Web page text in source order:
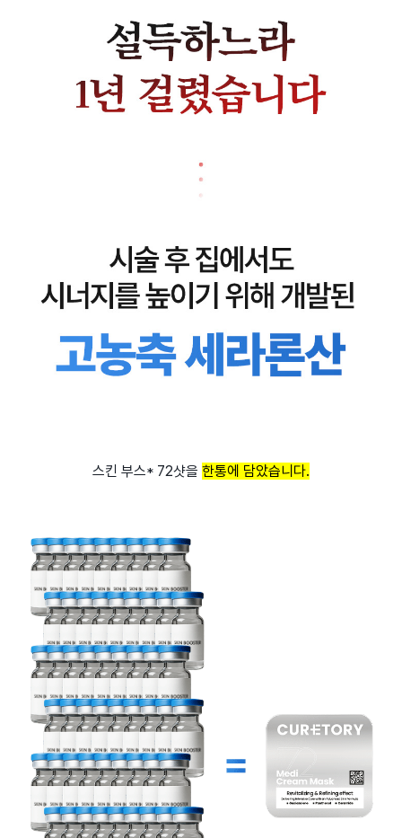
스킨 부스* 72샷을 한통에 담았습니다.